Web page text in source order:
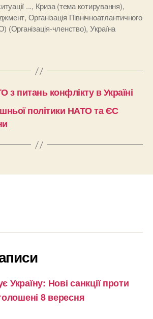
..., Криза (тема котирування),
, Організація Північноатлантичного
(Організація-членство), Україна
з питань конфлікту в Україні
політики НАТО та ЄС
Україну: Нові санкції проти
8 вересня